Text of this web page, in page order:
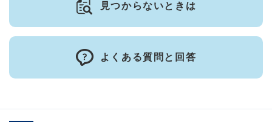
見つからないときは
よくある質問と回答